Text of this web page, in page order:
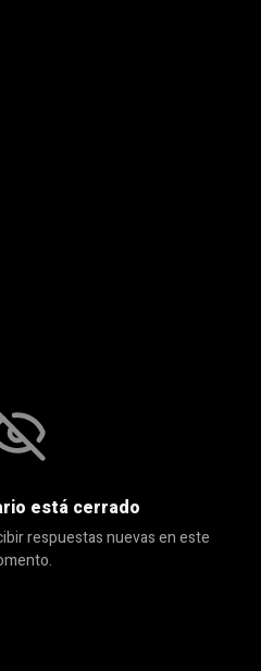
está cerrado
respuestas nuevas en este